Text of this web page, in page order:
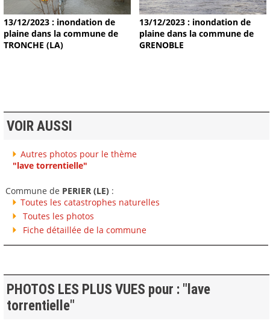
13/12/2023 : inondation de
plaine dans la commune de
TRONCHE (LA)
13/12/2023 : inondation de
plaine dans la commune de
GRENOBLE
VOIR AUSSI
Autres photos pour le thème
"lave torrentielle"
Commune de PERIER (LE):
Toutes les catastrophes naturelles
Toutes les photos
Fiche détaillée de la commune
PHOTOS LES PLUS VUES pour : "lave
torrentielle"